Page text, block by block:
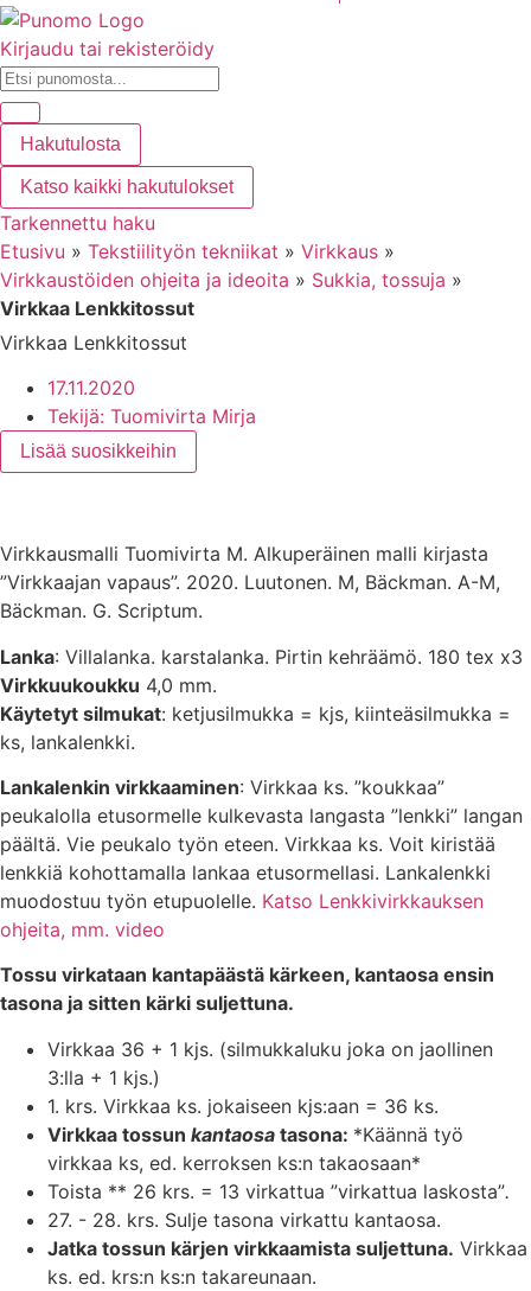
Kirjaudu tai rekisteröidy
Hakutulosta
Katso kaikki hakutulokset
Tarkennettu haku
Etusivu » Tekstiilityön tekniikat » Virkkaus »
Virkkaustöiden ohjeita ja ideoita » Sukkia, tossuja »
Virkkaa Lenkkitossut
Virkkaa Lenkkitossut
17.11.2020
Tekijä: Tuomivirta Mirja
Lisää suosikkeihin
Virkkausmalli Tuomivirta M. Alkuperäinen malli kirjasta
”Virkkaajan vapaus”. 2020. Luutonen. M, Bäckman. A-M,
Bäckman. G. Scriptum.
Lanka: Villalanka. karstalanka. Pirtin kehräämö. 180 tex x3
Virkkuukoukku 4,0 mm.
Käytetyt silmukat: ketjusilmukka = kjs, kiinteäsilmukka =
ks, lankalenkki.
Lankalenkin virkkaaminen: Virkkaa ks. ”koukkaa”
peukalolla etusormelle kulkevasta langasta ”lenkki” langan
päältä. Vie peukalo työn eteen. Virkkaa ks. Voit kiristää
lenkkiä kohottamalla lankaa etusormellasi. Lankalenkki
muodostuu työn etupuolelle. Katso Lenkkivirkkauksen
ohjeita, mm. video
Tossu virkataan kantapäästä kärkeen, kantaosa ensin
tasona ja sitten kärki suljettuna.
Virkkaa 36 + 1 kjs. (silmukkaluku joka on jaollinen
3:lla + 1 kjs.)
1. krs. Virkkaa ks. jokaiseen kjs:aan = 36 ks.
Virkkaa tossun kantaosa tasona: *Käännä työ
virkkaa ks, ed. kerroksen ks:n takaosaan*
Toista ** 26 krs. = 13 virkattua ”virkattua laskosta”.
27. - 28. krs. Sulje tasona virkattu kantaosa.
Jatka tossun kärjen virkkaamista suljettuna. Virkkaa
ks. ed. krs:n ks:n takareunaan.